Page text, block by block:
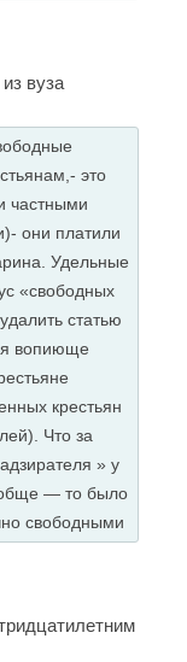
вуза
это
частными
они платили
Удельные
«свободных
статью
вопиюще
крестьян
Что за
» у
— то было
свободными